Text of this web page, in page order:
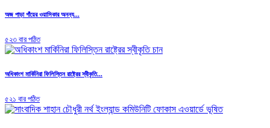
অজ পাড়া গাঁয়ের ওয়াসিকার অনন্য...
৫২৩ বার পঠিত
অধিকাংশ মার্কিনিরা ফিলিস্তিন রাষ্ট্রের স্বীকৃতি...
৫২১ বার পঠিত